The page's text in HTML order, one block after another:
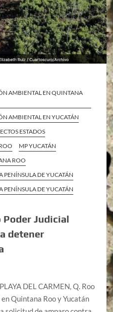
AMBIENTAL EN QUINTANA
AMBIENTAL EN YUCATÁN
ESTADOS
MP YUCATÁN
ROO
PENÍNSULA DE YUCATÁN
PENÍNSULA DE YUCATÁN
Poder Judicial
detener
DEL CARMEN, Q. Roo
Quintana Roo y Yucatán